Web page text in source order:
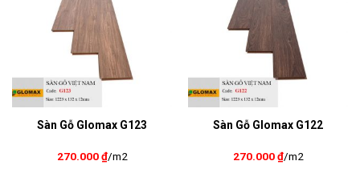
Sàn Gỗ Glomax G123
270.000₫/m2
Sàn Gỗ Glomax G122
270.000₫/m2